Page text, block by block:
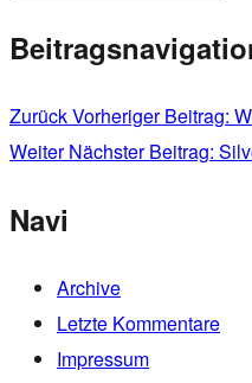
ZurückVorheriger Beitrag:
Weiter Nächster Beitrag:
Navi
Archive
Letzte Kommentare
Impressum